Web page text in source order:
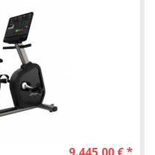
9.445,00 € *